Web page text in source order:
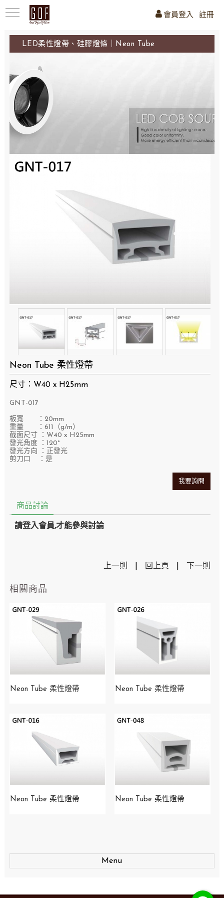
會員登入 註冊
LED柔性燈帶、硅膠燈條｜Neon Tube
Neon Tube 柔性燈帶
尺寸：W40 x H25mm
GNT-017
​板寬 ：20mm
重量 ：611（g/m）
截面尺寸 ：W40 x H25mm
發光角度 ：120°
發光方向 ：正發光
剪刀口 ：是
我要詢問
商品討論
請登入會員,才能參與討論
上一則 回上頁 下一則
相關商品
Neon Tube 柔性燈帶 Neon Tube 柔性燈帶
Neon Tube 柔性燈帶 Neon Tube 柔性燈帶
Menu